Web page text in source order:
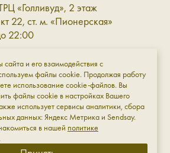
«Голливуд», 2 этаж
22, ст. м. «Пионерская»
22:00
«Галерея» 3 этаж
ст. м. «Площадь Восстания»
23:00
и его взаимодействия с
файлы cookie. Продолжая работу
использование cookie-файлов. Вы
файлы cookie в настройках Вашего
использует сервисы аналитики, сбора
данных: Яндекс Метрика и Sendsay.
в нашей политике
.